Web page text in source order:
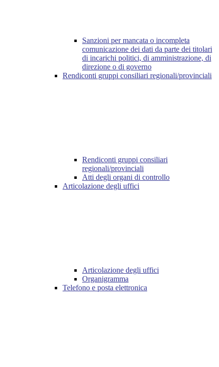
Sanzioni per mancata o incompleta
comunicazione dei dati da parte dei titolari
di incarichi politici, di amministrazione, di
direzione o di governo
Rendiconti gruppi consiliari regionali/provinciali
Rendiconti gruppi consiliari
regionali/provinciali
Atti degli organi di controllo
Articolazione degli uffici
Articolazione degli uffici
Organigramma
Telefono e posta elettronica